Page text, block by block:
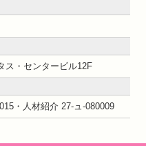
・センタービル12F
・人材紹介 27-ュ-080009